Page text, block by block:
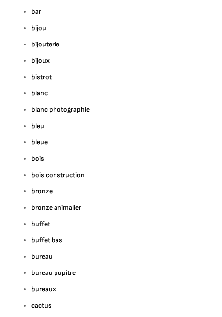
bar
bijou
bijouterie
bijoux
bistrot
blanc
blanc photographie
bleu
bleue
bois
bois construction
bronze
bronze animalier
buffet
buffet bas
bureau
bureau pupitre
bureaux
cactus